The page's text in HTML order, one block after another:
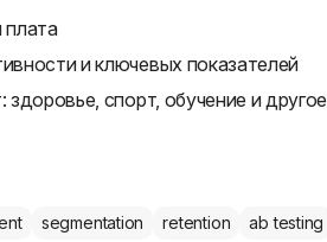
плата
и ключевых показателей
спорт, обучение и другое
segmentation retention ab testing